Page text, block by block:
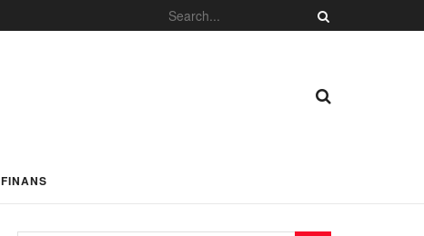
FINANS